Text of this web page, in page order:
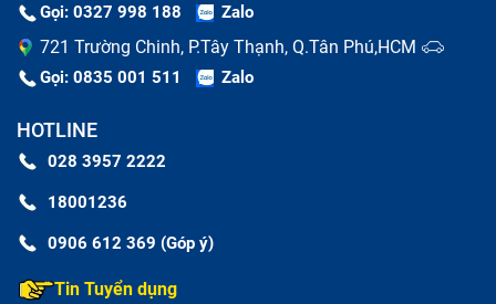
Dấu hiệu Chữa Lấy Ngay Trong Ngày bị lỗi
Gọi: 0327 998 188 Zalo
721 Trường Chinh, P.Tây Thạnh, Q.Tân Phú,HCM
Gọi: 0835 001 511 Zalo
HOTLINE
028 3957 2222
18001236
0906 612 369 (Góp ý)
Tin Tuyển dụng